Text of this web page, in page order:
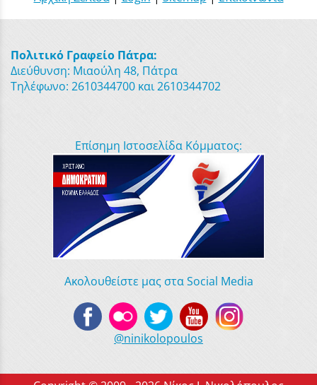
Πολιτικό Γραφείο Πάτρα:
Διεύθυνση: Μιαούλη 48, Πάτρα
Τηλέφωνο: 2610344700 και 2610344702
Επίσημη Ιστοσελίδα Κόμματος:
Ακολουθείστε μας στα Social Media
@ninikolopoulos